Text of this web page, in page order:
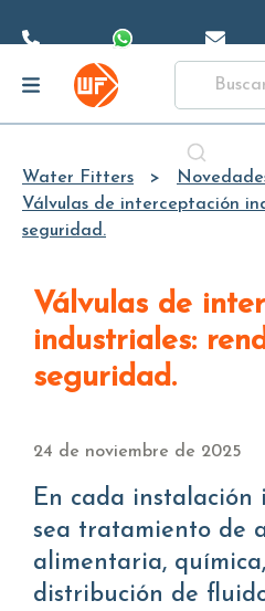
Water Fitters
Válvulas de interceptación
seguridad.
Válvulas de interceptación
industriales:
seguridad.
24 de noviembre de 2025
En cada instalación industrial — ya
sea tratamiento de
alimentaria,
distribución de